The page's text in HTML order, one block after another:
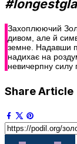
Захоплюючий
дивом, але й
земне. Надавши
надихає на
невичерпну силу
Share Article